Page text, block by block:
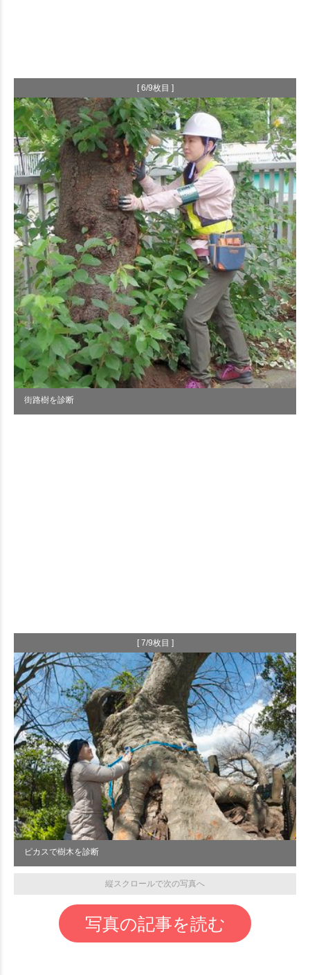
[ 6/9枚目 ]
街路樹を診断
[ 7/9枚目 ]
ピカスで樹木を診断
縦スクロールで次の写真へ
写真の記事を読む